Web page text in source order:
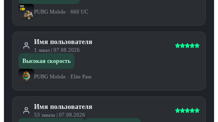
PUBG Mobile · 660 UC
Имя пользователя
1 заказ | 07.08.2026
Высокая скорость
PUBG Mobile · Elite Pass
Имя пользователя
53 заказа | 07.08.2026